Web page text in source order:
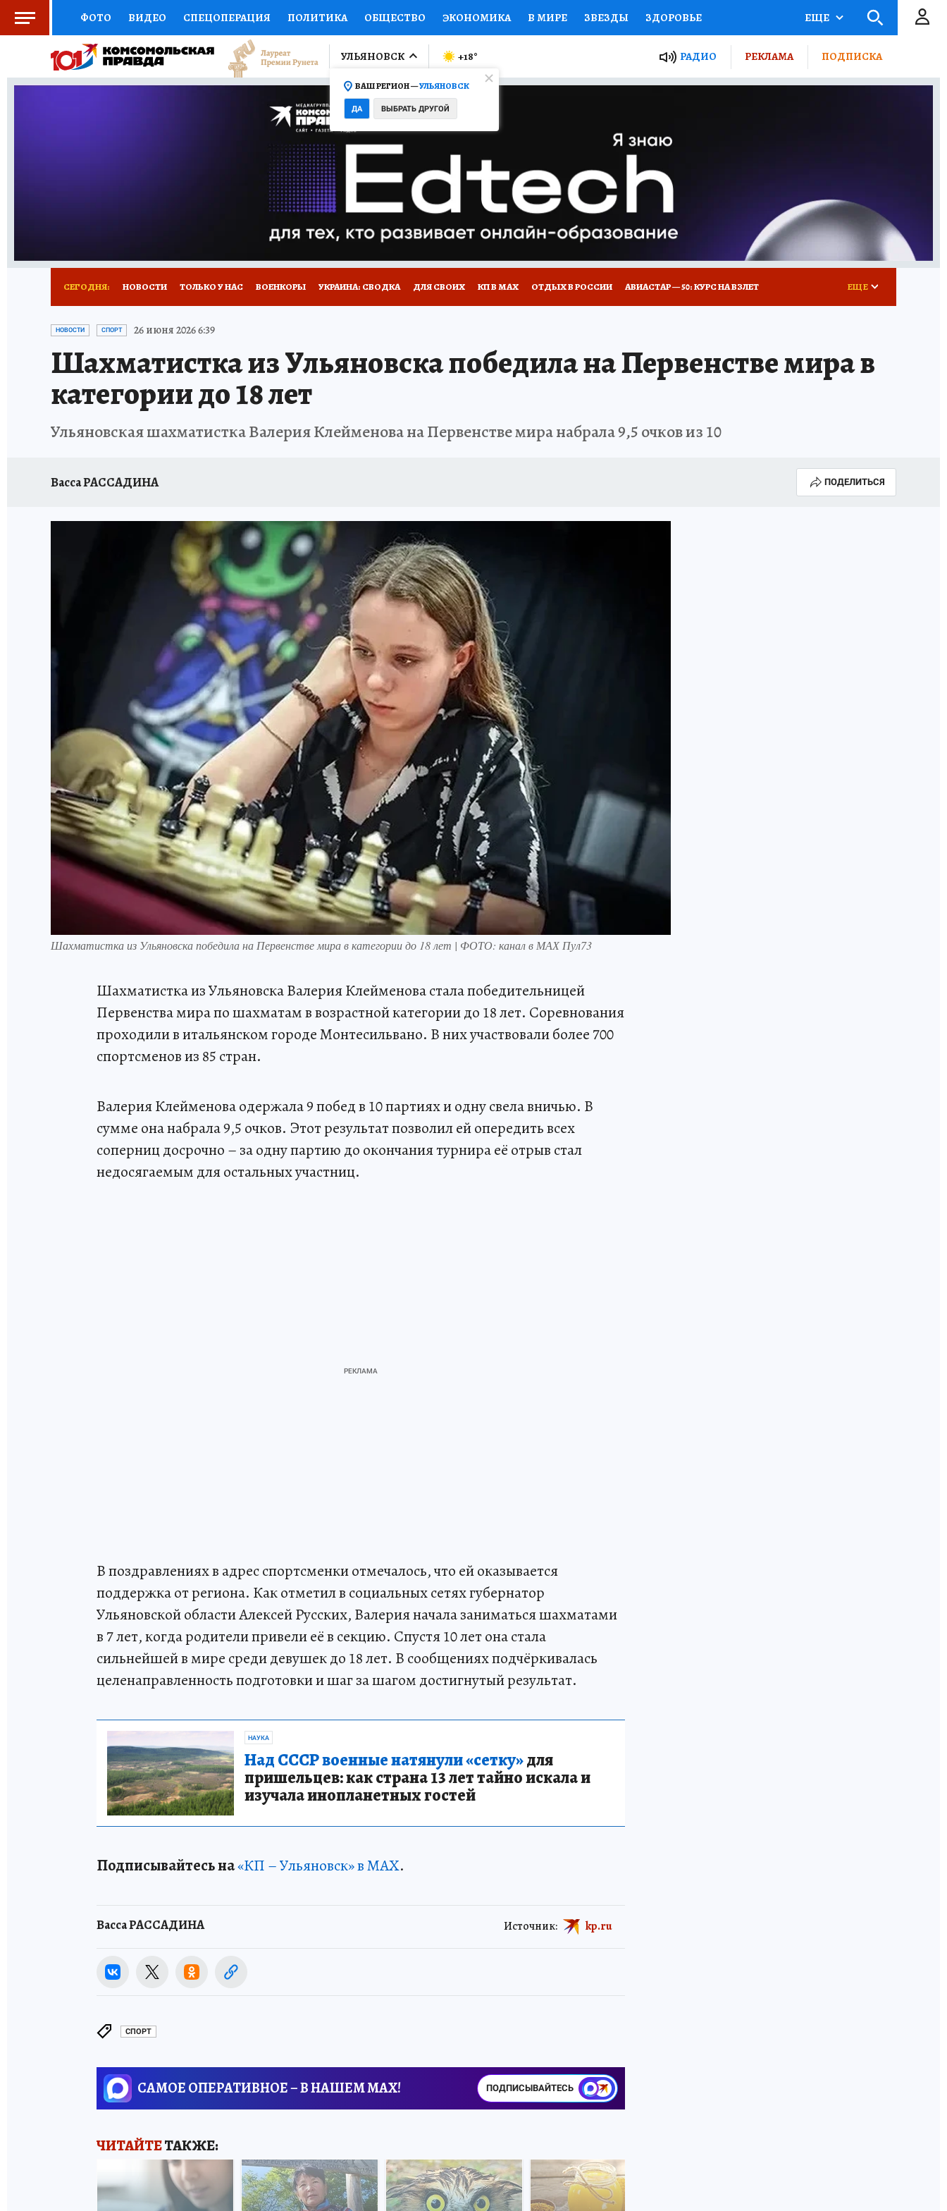
ФОТО ВИДЕО СПЕЦОПЕРАЦИЯ ПОЛИТИКА ОБЩЕСТВО ЭКОНОМИКА В МИРЕ ЗВЕЗДЫ ЗДОРОВЬЕ
СОЦПОДДЕРЖКА НАУКА СПОРТ КОЛУМНИСТЫ ПРОИСШЕСТВИЯ НАЦИОНАЛЬНЫЕ ПРОЕКТЫ РОССИИ
ВЫБОР ЭКСПЕРТОВ ДОКТОР ФИНАНСЫ ОТКРЫВАЕМ МИР Я ЗНАЮ СЕМЬЯ ЖЕНСКИЕ СЕКРЕТЫ ПУТЕВОДИТЕЛЬ
ПРОГНОЗЫ НА СПОРТ ПРОМОКОДЫ СЕРИАЛЫ
ТЕЛЕВИЗОР КОЛЛЕКЦИИ КОНКУРСЫ ГИД ПОТРЕБИТЕЛЯ
НОВОЕ НА САЙТЕ
ЕЩЕ
УЛЬЯНОВСК
ВАШ РЕГИОН —УЛЬЯНОВСК
ДА ВЫБРАТЬ ДРУГОЙ
+18° РАДИО РЕКЛАМА ПОДПИСКА
СЕГОДНЯ: НОВОСТИ ТОЛЬКО У НАС ВОЕНКОРЫ УКРАИНА: СВОДКА ДЛЯ СВОИХ КП В МАХ ОТДЫХ В РОССИИ АВИАСТАР — 50: КУРС НА ВЗЛЕТ
ЗАПОВЕДНАЯ РОССИЯ
ЕЩЕ
НОВОСТИ СПОРТ 26 июня 2026 6:39
Шахматистка из Ульяновска победила на Первенстве мира в
категории до 18 лет
Ульяновская шахматистка Валерия Клейменова на Первенстве мира набрала 9,5 очков из 10
Васса РАССАДИНА ПОДЕЛИТЬСЯ
Шахматистка из Ульяновска победила на Первенстве мира в категории до 18 лет | ФОТО: канал в МАХ Пул73
Шахматистка из Ульяновска Валерия Клейменова стала победительницей
Первенства мира по шахматам в возрастной категории до 18 лет. Соревнования
проходили в итальянском городе Монтесильвано. В них участвовали более 700
спортсменов из 85 стран.
Валерия Клейменова одержала 9 побед в 10 партиях и одну свела вничью. В
сумме она набрала 9,5 очков. Этот результат позволил ей опередить всех
соперниц досрочно – за одну партию до окончания турнира её отрыв стал
недосягаемым для остальных участниц.
В поздравлениях в адрес спортсменки отмечалось, что ей оказывается
поддержка от региона. Как отметил в социальных сетях губернатор
Ульяновской области Алексей Русских, Валерия начала заниматься шахматами
в 7 лет, когда родители привели её в секцию. Спустя 10 лет она стала
сильнейшей в мире среди девушек до 18 лет. В сообщениях подчёркивалась
целенаправленность подготовки и шаг за шагом достигнутый результат.
НАУКА
Над СССР военные натянули «сетку»для
пришельцев: как страна 13 лет тайно искала и
изучала инопланетных гостей
Подписывайтесь на«КП – Ульяновск» в MAX.
Васса РАССАДИНА Источник: kp.ru
СПОРТ
САМОЕ ОПЕРАТИВНОЕ – В НАШЕМ MAX! ПОДПИСЫВАЙТЕСЬ
ЧИТАЙТЕТАКЖЕ: